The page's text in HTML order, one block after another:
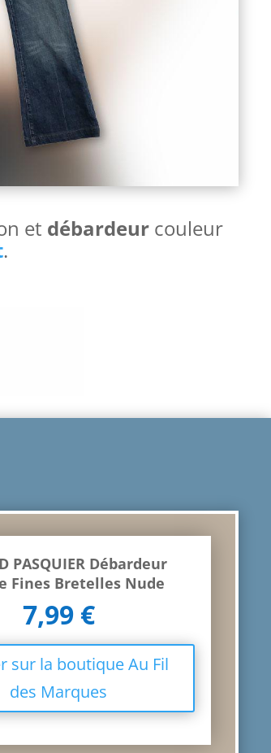
et débardeur couleur
.
PASQUIER Débardeur
Fines Bretelles Nude
7,99 €
sur la boutique Au Fil
des Marques